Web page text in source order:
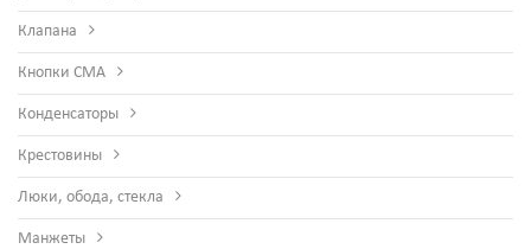
Клапана
Кнопки СМА
Конденсаторы
Крестовины
Люки, обода, стекла
Манжеты